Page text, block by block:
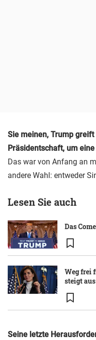
Sie meinen, Trump
Präsidentschaft, um
Das war von Anfang an
andere Wahl: entweder
Lesen Sie auch
Das
Weg frei
steigt aus
Seine letzte